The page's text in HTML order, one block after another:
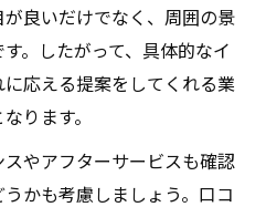
良いだけでなく、周囲の景
。したがって、具体的なイ
応える提案をしてくれる業
ります。
やアフターサービスも確認
かも考慮しましょう。口コ